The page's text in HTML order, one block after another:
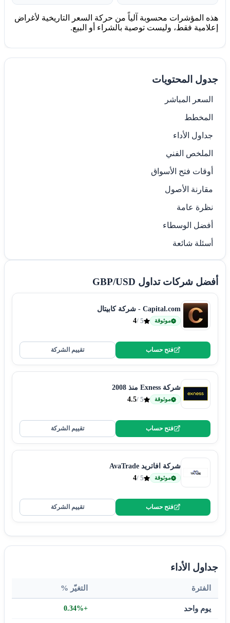
هذه المؤشرات محسوبة آلياً من حركة السعر التاريخية لأغراض
إعلامية فقط، وليست توصية بالشراء أو البيع.
جدول المحتويات
السعر المباشر
المخطط
جداول الأداء
الملخص الفني
أوقات فتح الأسواق
مقارنة الأصول
نظرة عامة
أفضل الوسطاء
أسئلة شائعة
أفضل شركات تداول GBP/USD
Capital.com - شركة كابيتال
موثوقة 5 /
4
فتح حساب تقييم الشركة
شركة Exness منذ 2008
موثوقة 5 /
4.5
فتح حساب تقييم الشركة
شركة افاتريد AvaTrade
موثوقة 5 /
4
فتح حساب تقييم الشركة
جداول الأداء
الفترة التغيّر %
يوم واحد +0.34%